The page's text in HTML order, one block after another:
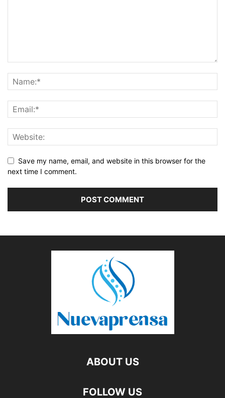
Save my name, email, and website in this browser for the
next time I comment.
ABOUT US
FOLLOW US